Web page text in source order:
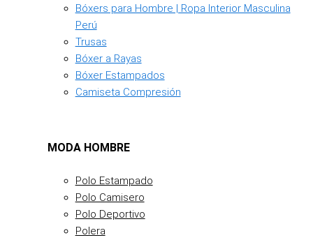
Bóxers para Hombre | Ropa Interior Masculina
Perú
Trusas
Bóxer a Rayas
Bóxer Estampados
Camiseta Compresión
MODA HOMBRE
Polo Estampado
Polo Camisero
Polo Deportivo
Polera